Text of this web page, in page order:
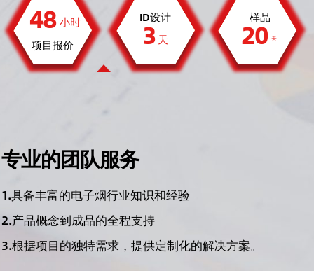
1.具备丰富的电子烟行业知识和经验
2.产品概念到成品的全程支持
3.根据项目的独特需求，提供定制化的解决方案。
专业的团队服务
天
20
样品
天
3
ID设计
小时
48
项目报价